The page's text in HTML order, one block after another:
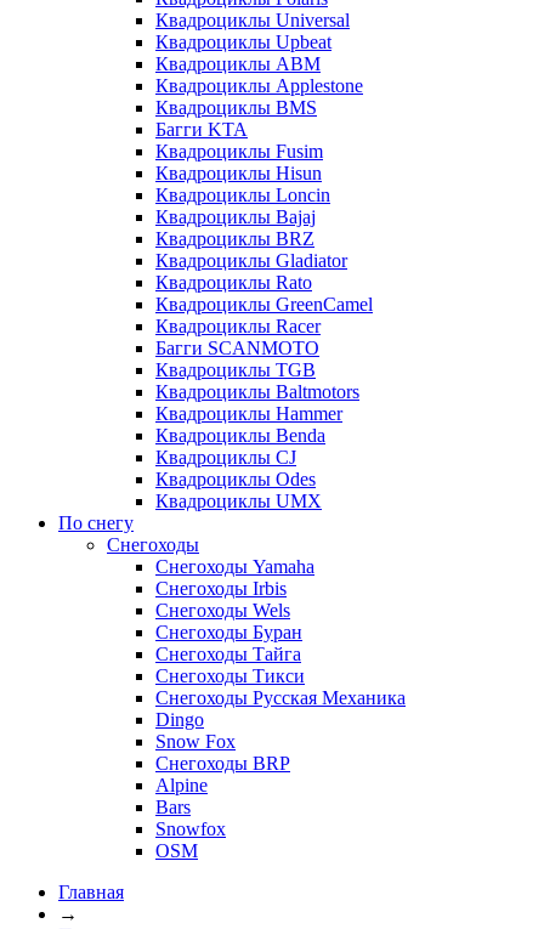
Квадроциклы Universal
Квадроциклы Upbeat
Квадроциклы ABM
Квадроциклы Applestone
Квадроциклы BMS
Багги KTA
Квадроциклы Fusim
Квадроциклы Hisun
Квадроциклы Loncin
Квадроциклы Bajaj
Квадроциклы BRZ
Квадроциклы Gladiator
Квадроциклы Rato
Квадроциклы GreenCamel
Квадроциклы Racer
Багги SCANMOTO
Квадроциклы TGB
Квадроциклы Baltmotors
Квадроциклы Hammer
Квадроциклы Benda
Квадроциклы CJ
Квадроциклы Odes
Квадроциклы UMX
По снегу
Снегоходы
Снегоходы Yamaha
Снегоходы Irbis
Снегоходы Wels
Снегоходы Буран
Снегоходы Тайга
Снегоходы Тикси
Снегоходы Русская Механика
Dingo
Snow Fox
Снегоходы BRP
Alpine
Bars
Snowfox
OSM
Главная
→